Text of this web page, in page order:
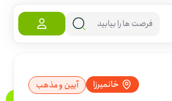
خانمیرزا آیین و مذهب